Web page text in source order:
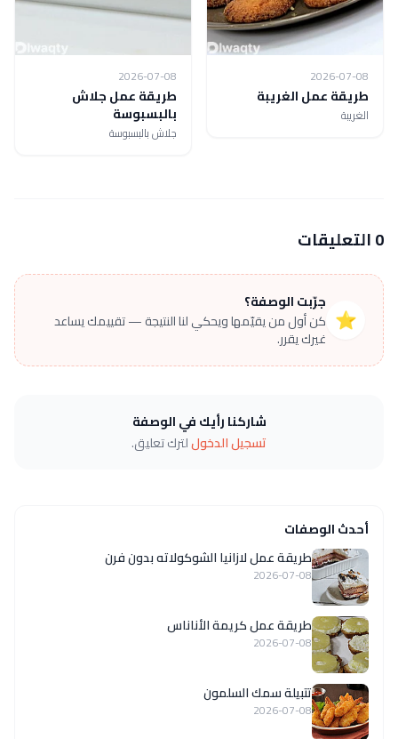
2026-07-08
طريقة عمل الغريبة
الغريبة
2026-07-08
طريقة عمل جلاش
بالبسبوسة
جلاش بالبسبوسة
0 التعليقات
⭐
جرّبت الوصفة؟
كن أول من يقيّمها ويحكي لنا النتيجة — تقييمك يساعد
غيرك يقرر.
شاركنا رأيك في الوصفة
تسجيل الدخوللترك تعليق.
أحدث الوصفات
طريقة عمل لازانيا الشوكولاته بدون فرن
2026-07-08
طريقة عمل كريمة الأناناس
2026-07-08
تتبيلة سمك السلمون
2026-07-08